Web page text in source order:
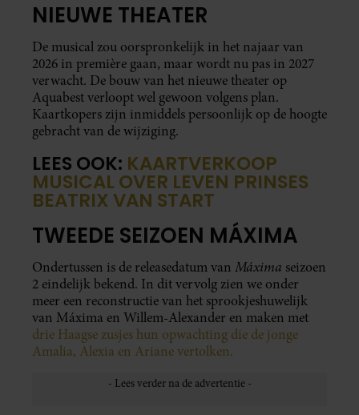
NIEUWE THEATER
De musical zou oorspronkelijk in het najaar van
2026 in première gaan, maar wordt nu pas in 2027
verwacht. De bouw van het nieuwe theater op
Aquabest verloopt wel gewoon volgens plan.
Kaartkopers zijn inmiddels persoonlijk op de hoogte
gebracht van de wijziging.
LEES OOK: KAARTVERKOOP
MUSICAL OVER LEVEN PRINSES
BEATRIX VAN START
TWEEDE SEIZOEN MÁXIMA
Ondertussen is de releasedatum van Máxima seizoen
2 eindelijk bekend. In dit vervolg zien we onder
meer een reconstructie van het sprookjeshuwelijk
van Máxima en Willem-Alexander en maken met
drie Haagse zusjes hun opwachting die de jonge
Amalia, Alexia en Ariane vertolken.